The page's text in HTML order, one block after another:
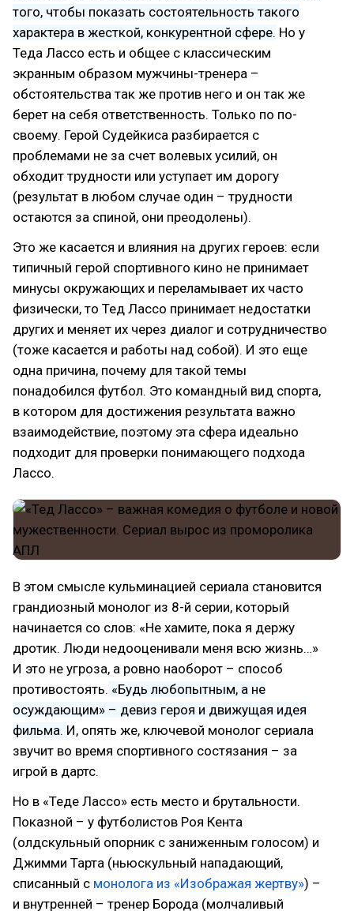
того, чтобы показать состоятельность такого
характера в жесткой, конкурентной сфере. Но у
Теда Лассо есть и общее с классическим
экранным образом мужчины-тренера –
обстоятельства так же против него и он так же
берет на себя ответственность. Только по по-
своему. Герой Судейкиса разбирается с
проблемами не за счет волевых усилий, он
обходит трудности или уступает им дорогу
(результат в любом случае один – трудности
остаются за спиной, они преодолены).
Это же касается и влияния на других героев: если
типичный герой спортивного кино не принимает
минусы окружающих и переламывает их часто
физически, то Тед Лассо принимает недостатки
других и меняет их через диалог и сотрудничество
(тоже касается и работы над собой). И это еще
одна причина, почему для такой темы
понадобился футбол. Это командный вид спорта,
в котором для достижения результата важно
взаимодействие, поэтому эта сфера идеально
подходит для проверки понимающего подхода
Лассо.
В этом смысле кульминацией сериала становится
грандиозный монолог из 8-й серии, который
начинается со слов: «Не хамите, пока я держу
дротик. Люди недооценивали меня всю жизнь…»
И это не угроза, а ровно наоборот – способ
противостоять. «Будь любопытным, а не
осуждающим» – девиз героя и движущая идея
фильма. И, опять же, ключевой монолог сериала
звучит во время спортивного состязания – за
игрой в дартс.
Но в «Теде Лассо» есть место и брутальности.
Показной – у футболистов Роя Кента
(олдскульный опорник с заниженным голосом) и
Джимми Тарта (ньюскульный нападающий,
списанный с монолога из «Изображая жертву») –
и внутренней – тренер Борода (молчаливый